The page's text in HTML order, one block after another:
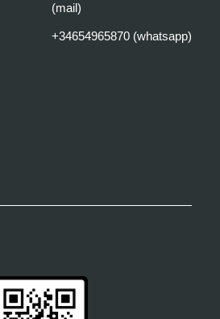
(mail)
+34654965870 (whatsapp)